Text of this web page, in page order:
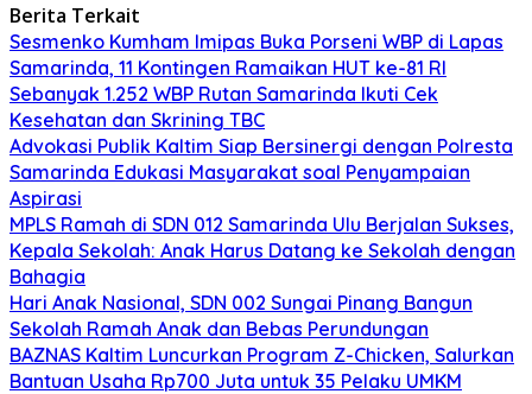
Berita Terkait
Sesmenko Kumham Imipas Buka Porseni WBP di Lapas
Samarinda, 11 Kontingen Ramaikan HUT ke-81 RI
Sebanyak 1.252 WBP Rutan Samarinda Ikuti Cek
Kesehatan dan Skrining TBC
Advokasi Publik Kaltim Siap Bersinergi dengan Polresta
Samarinda Edukasi Masyarakat soal Penyampaian
Aspirasi
MPLS Ramah di SDN 012 Samarinda Ulu Berjalan Sukses,
Kepala Sekolah: Anak Harus Datang ke Sekolah dengan
Bahagia
Hari Anak Nasional, SDN 002 Sungai Pinang Bangun
Sekolah Ramah Anak dan Bebas Perundungan
BAZNAS Kaltim Luncurkan Program Z-Chicken, Salurkan
Bantuan Usaha Rp700 Juta untuk 35 Pelaku UMKM